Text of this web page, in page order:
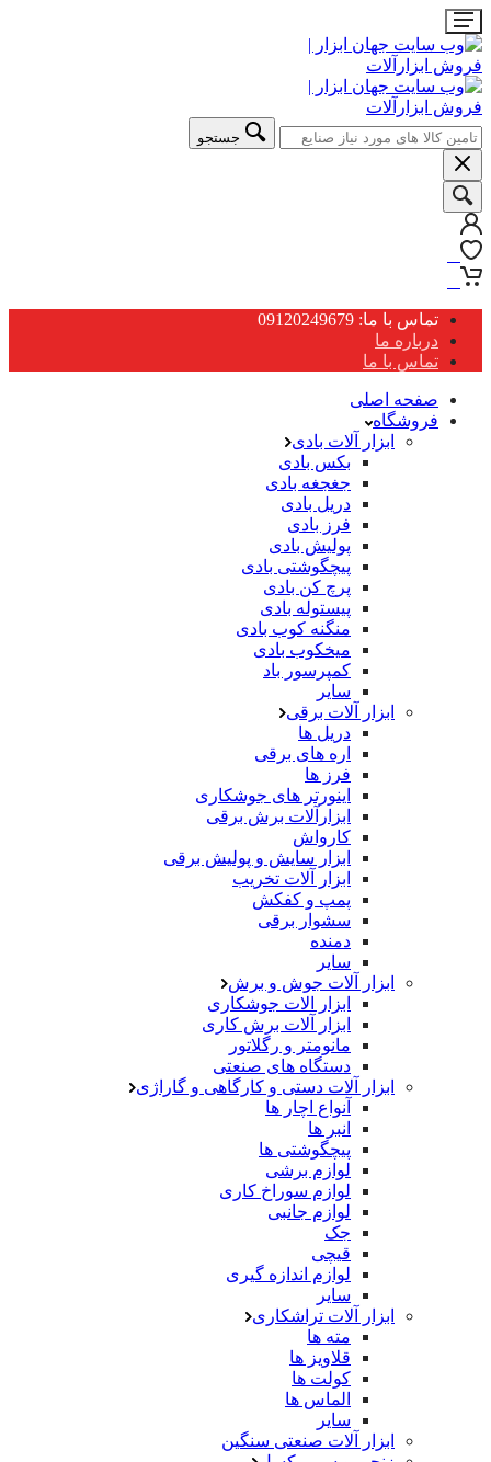
جستجو
تماس با ما: 09120249679
درباره ما
تماس با ما
صفحه اصلی
فروشگاه
ابزار آلات بادی
بکس بادی
جغجغه بادی
دریل بادی
فرز بادی
پولیش بادی
پیچگوشتی بادی
پرچ کن بادی
پیستوله بادی
منگنه کوب بادی
میخکوب بادی
کمپرسور باد
سایر
ابزار آلات برقی
دریل ها
اره های برقی
فرز ها
اینورتر های جوشکاری
ابزارآلات برش برقی
کارواش
ابزار سایش و پولیش برقی
ابزار آلات تخریب
پمپ و کفکش
سشوار برقی
دمنده
سایر
ابزار آلات جوش و برش
ابزار الات جوشکاری
ابزار آلات برش کاری
مانومتر و رگلاتور
دستگاه های صنعتی
ابزار آلات دستی و کارگاهی و گاراژی
آنواع اچار ها
انبر ها
پیچگوشتی ها
لوازم برشی
لوازم سوراخ کاری
لوازم جانبی
جک
قیچی
لوازم اندازه گیری
سایر
ابزار آلات تراشکاری
مته ها
قلاویز ها
کولت ها
الماس ها
سایر
ابزار آلات صنعتی سنگین